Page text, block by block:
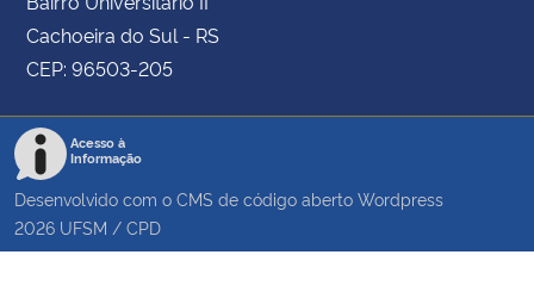
Cachoeira do Sul - RS
CEP: 96503-205
Acesso à
Informação
Desenvolvido com o CMS de código aberto Wordpress
2026 UFSM / CPD